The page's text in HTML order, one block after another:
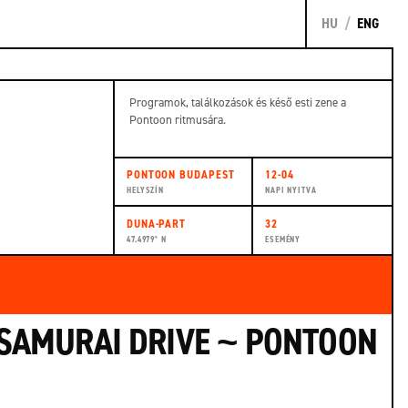
HU / ENG
Programok, találkozások és késő esti zene a
Pontoon ritmusára.
PONTOON BUDAPEST
HELYSZÍN
12-04
NAPI NYITVA
DUNA-PART
47.4979° N
32
ESEMÉNY
DRIVE ~ PONTOON